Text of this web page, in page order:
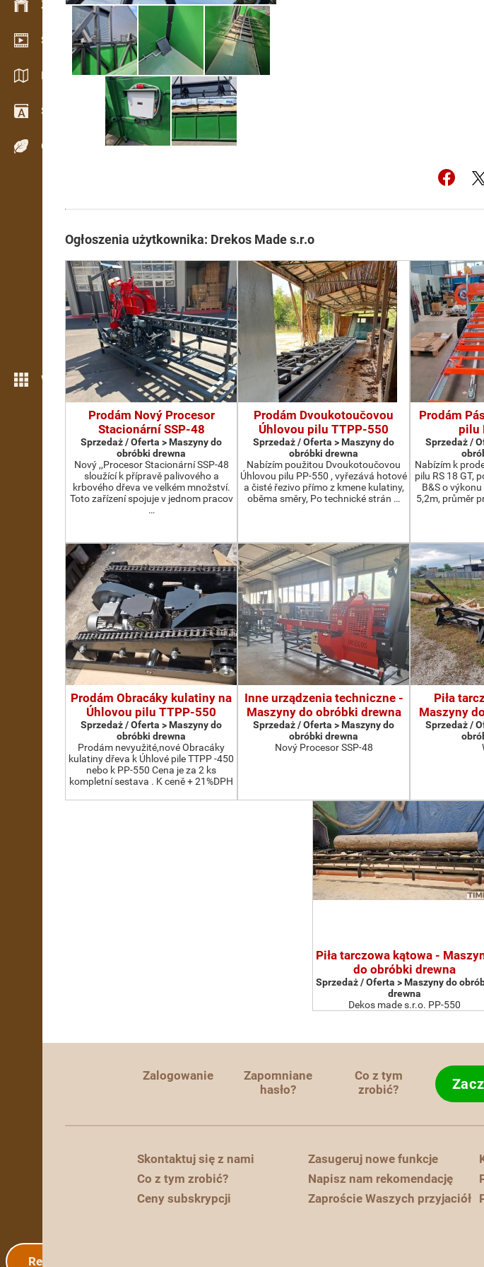
Zarządzanie zapasem
Salon wideo
Katalogi / Broszury
Słownik
Gatunki drewna
Więcej możliwości
Rejestracja
Ogłoszenia użytkownika: Drekos Made s.r.o
Prodám Nový Procesor
Stacionární SSP-48
Sprzedaż / Oferta > Maszyny do
obróbki drewna
Nový ,,Procesor Stacionární SSP-48
sloužící k přípravě palivového a
krbového dřeva ve velkém množství.
Toto zařízení spojuje v jednom pracov
…
Prodám Dvoukotoučovou
Úhlovou pilu TTPP-550
Sprzedaż / Oferta > Maszyny do
obróbki drewna
Nabízím použitou Dvoukotoučovou
Úhlovou pilu PP-550 , vyřezává hotové
a čisté řezivo přímo z kmene kulatiny,
oběma směry, Po technické strán …
Prodám
pilu
Sprzedaż /
Nabízím k
pilu RS 18 GT,
B&S o
5,2m, průměr
Prodám Obracáky kulatiny na
Úhlovou pilu TTPP-550
Sprzedaż / Oferta > Maszyny do
obróbki drewna
Prodám nevyužité,nové Obracáky
kulatiny dřeva k Úhlové pile TTPP -450
nebo k PP-550 Cena je za 2 ks
kompletní sestava . K ceně + 21%DPH
Inne urządzenia techniczne -
Maszyny do obróbki drewna
Sprzedaż / Oferta > Maszyny do
obróbki drewna
Nový Procesor SSP-48
Piła
Maszyny
Sprzedaż /
Piła tarczowa kątowa -
do obróbki drewna
Sprzedaż / Oferta > Maszyny do
drewna
Dekos made s.r.o. PP-550
Zalogowanie
Zapomniane
hasło?
Co z tym
zrobić?
Skontaktuj się z nami
Co z tym zrobić?
Ceny subskrypcji
Zasugeruj nowe funkcje
Napisz nam rekomendację
Zaproście Waszych przyjaciół